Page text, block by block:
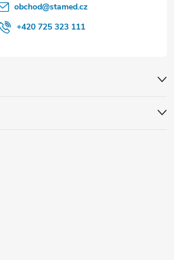
obchod@stamed.cz
+420 725 323 111